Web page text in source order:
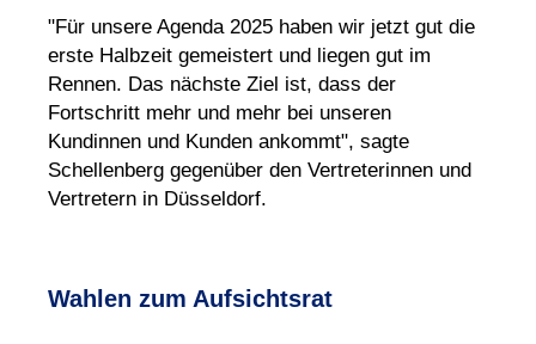
"Für unsere Agenda 2025 haben wir jetzt gut die
erste Halbzeit gemeistert und liegen gut im
Rennen. Das nächste Ziel ist, dass der
Fortschritt mehr und mehr bei unseren
Kundinnen und Kunden ankommt", sagte
Schellenberg gegenüber den Vertreterinnen und
Vertretern in Düsseldorf.
Wahlen zum Aufsichtsrat